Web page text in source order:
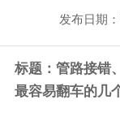
发布日期
标题：管路接错
最容易翻车的几